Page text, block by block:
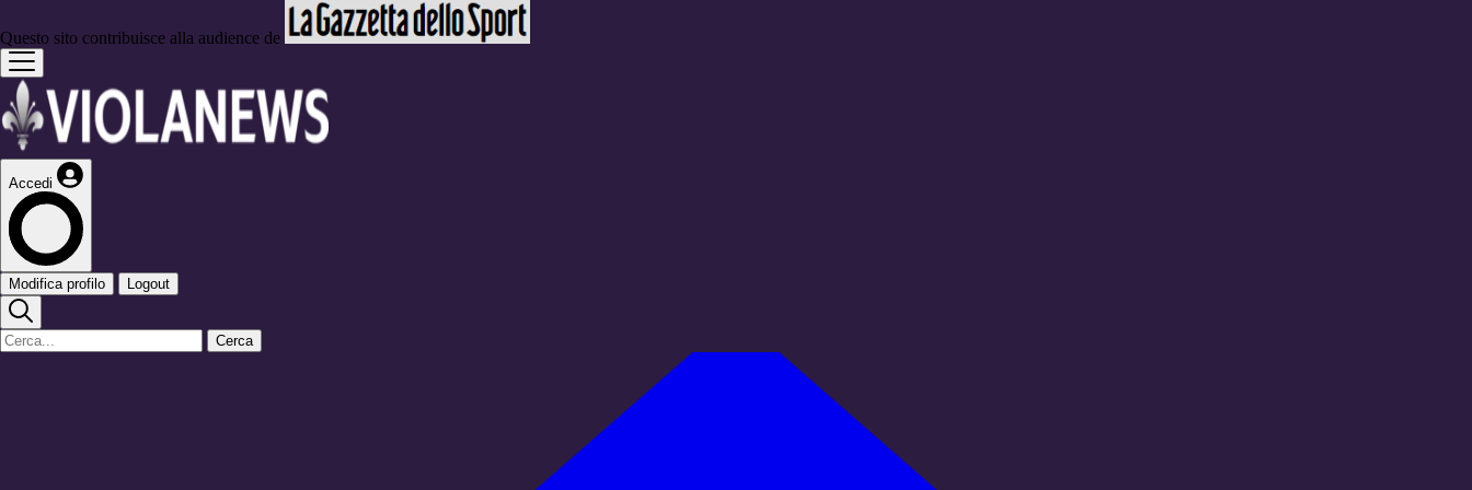
Questo sito contribuisce alla audience de
Accedi
Modifica profilo Logout
Cerca